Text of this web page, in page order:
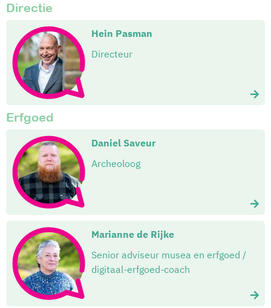
Directie
Hein Pasman
Directeur
Erfgoed
Daniel Saveur
Archeoloog
Marianne de Rijke
Senior adviseur musea en erfgoed /
digitaal-erfgoed-coach